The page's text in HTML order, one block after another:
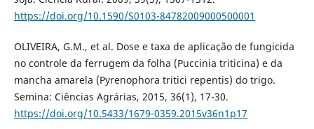
https://doi.org/10.1590/S0103-84782009000500001
OLIVEIRA, G.M., et al. Dose e taxa de aplicação de fungicida
no controle da ferrugem da folha (Puccinia triticina) e da
mancha amarela (Pyrenophora tritici repentis) do trigo.
Semina: Ciências Agrárias, 2015, 36(1), 17-30.
https://doi.org/10.5433/1679-0359.2015v36n1p17